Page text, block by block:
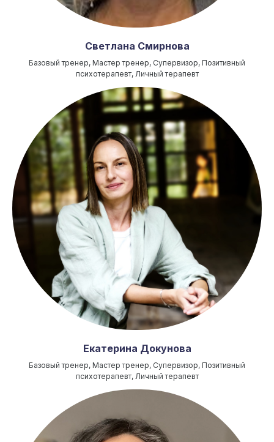
Светлана Смирнова
Базовый тренер, Мастер тренер, Супервизор, Позитивный
психотерапевт, Личный терапевт
Екатерина Докунова
Базовый тренер, Мастер тренер, Супервизор, Позитивный
психотерапевт, Личный терапевт